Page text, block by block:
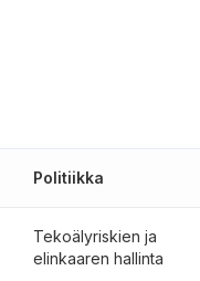
Politiikka
Tekoälyriskien ja
elinkaaren hallinta